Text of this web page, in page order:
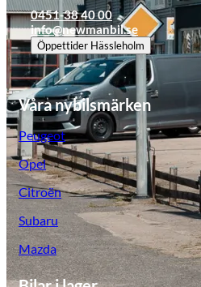
0451-38 40 00
info@newmanbil.se
Öppettider Hässleholm
Våra nybilsmärken
Peugeot
Opel
Citroën
Subaru
Mazda